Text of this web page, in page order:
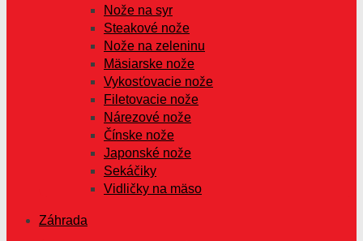
Nože na syr
Steakové nože
Nože na zeleninu
Mäsiarske nože
Vykosťovacie nože
Filetovacie nože
Nárezové nože
Čínske nože
Japonské nože
Sekáčiky
Vidličky na mäso
Záhrada